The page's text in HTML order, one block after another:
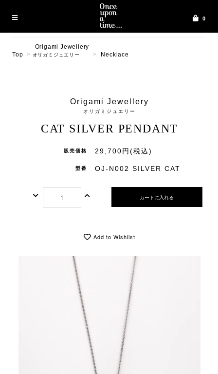
0
Top >
Origami Jewellery
オリガミジュエリー > Necklace
Origami Jewellery
オリガミジュエリー
CAT SILVER PENDANT
販売価格 29,700円(税込)
型番 OJ-N002 SILVER CAT
カートに入れる
Add to Wishlist